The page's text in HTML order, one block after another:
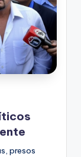
presos